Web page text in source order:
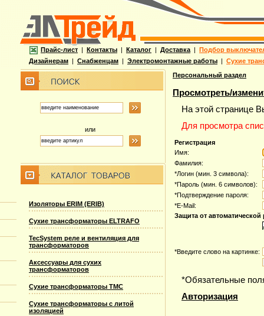
Прайс-лист | Контакты | Каталог | Доставка | Подбор
Дизайнерам | Снабженцам | Электромонтажные работы | Сухие
или
Изоляторы ERIM (ERIB)
Сухие трансформаторы ELTRAFO
TecSystem реле и вентиляция для
трансформаторов
Аксессуары для сухих
трансформаторов
Сухие трансформаторы TMC
Сухие трансформаторы с литой
изоляцией
Персональный раздел
Просмотреть/
На этой странице
Для просмотра
Регистрация
Имя:
Фамилия:
*Логин (мин. 3 символа):
*Пароль (мин. 6 символов):
*Подтверждение пароля:
*E-Mail:
Защита от автоматической
*Введите слово на картинке:
*Обязательные
Авторизация